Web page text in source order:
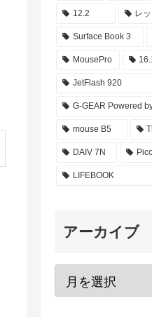
12.2 レ
Surface Book 3
MousePro
JetFlash 920
G-GEAR Powered
mouse B5
DAIV 7N
LIFEBOOK
アーカイブ